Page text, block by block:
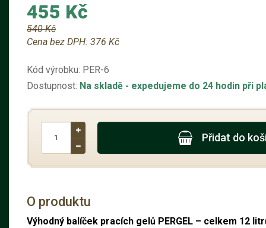
455 Kč
540 Kč
Cena bez DPH: 376 Kč
Kód výrobku: PER-6
Dostupnost: Na skladě - expedujeme do 24 hodin při
Přidat do
O produktu
Výhodný balíček pracích gelů PERGEL – celkem 12